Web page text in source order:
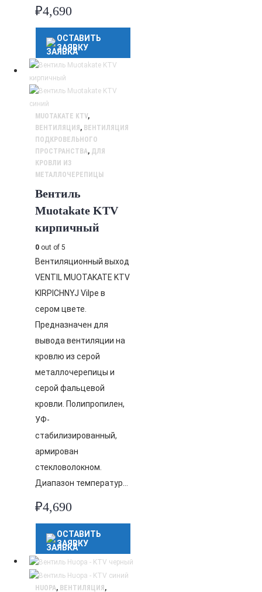
₽4,690
ОСТАВИТЬ
ЗАЯВКУ
MUOTAKATE KTV,
ВЕНТИЛЯЦИЯ , ВЕНТИЛЯЦИЯ
ПОДКРОВЕЛЬНОГО
ПРОСТРАНСТВА, ДЛЯ
КРОВЛИ ИЗ
МЕТАЛЛОЧЕРЕПИЦЫ
Вентиль
Muotakate KTV
кирпичный
0 out of 5
Вентиляционный выход
VENTIL MUOTAKATE KTV
KIRPICHNYJ Vilpe в
сером цвете.
Предназначен для
вывода вентиляции на
кровлю из серой
металлочерепицы и
серой фальцевой
кровли. Полипропилен,
УФ-
стабилизированный,
армирован
стекловолокном.
Диапазон температур…
₽4,690
ОСТАВИТЬ
ЗАЯВКУ
HUOPA, ВЕНТИЛЯЦИЯ ,